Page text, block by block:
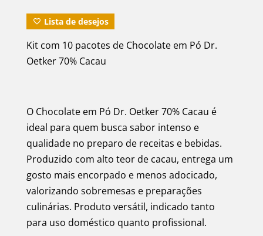
Lista de desejos
Kit com 10 pacotes de Chocolate em Pó Dr.
Oetker 70% Cacau
O Chocolate em Pó Dr. Oetker 70% Cacau é
ideal para quem busca sabor intenso e
qualidade no preparo de receitas e bebidas.
Produzido com alto teor de cacau, entrega um
gosto mais encorpado e menos adocicado,
valorizando sobremesas e preparações
culinárias. Produto versátil, indicado tanto
para uso doméstico quanto profissional.